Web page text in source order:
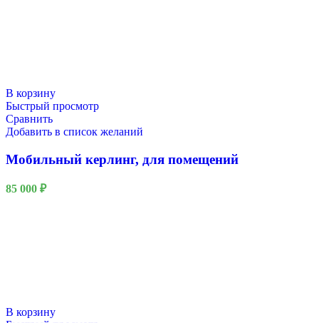
В корзину
Быстрый просмотр
Сравнить
Добавить в список желаний
Мобильный керлинг, для помещений
85 000 ₽
В корзину